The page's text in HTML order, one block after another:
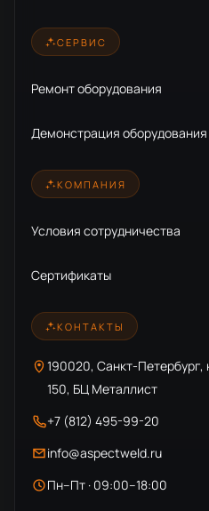
СЕРВИС
Ремонт оборудования
Демонстрация оборудования
КОМПАНИЯ
Условия сотрудничества
Сертификаты
КОНТАКТЫ
190020, Санкт-Петербург,
150, БЦ Металлист
+7 (812) 495-99-20
info@aspectweld.ru
Пн–Пт · 09:00–18:00